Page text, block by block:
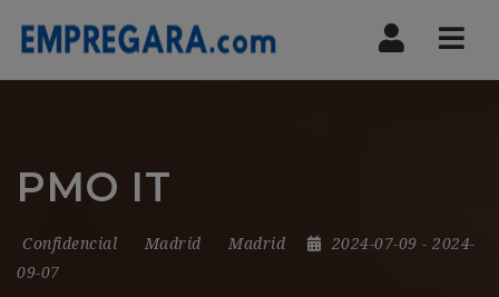
PMO IT
Confidencial Madrid Madrid 2024-07-09 - 2024-
09-07